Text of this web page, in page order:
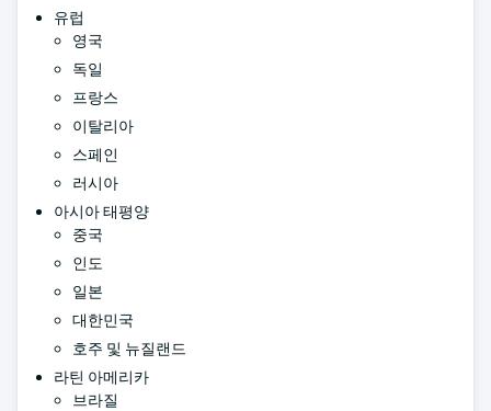
유럽
영국
독일
프랑스
이탈리아
스페인
러시아
아시아 태평양
중국
인도
일본
대한민국
호주 및 뉴질랜드
라틴 아메리카
브라질